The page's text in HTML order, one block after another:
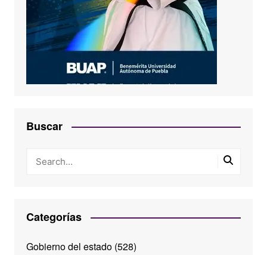
Buscar
Categorías
Gobierno del estado(528)